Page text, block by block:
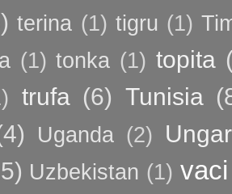
terina (1) tigru (1)
(1) tonka (1) topita
trufa (6) Tunisia
Uganda (2)
Uzbekistan (1) vaci